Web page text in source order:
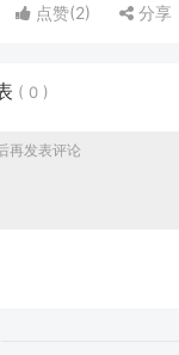
点赞(2) 分享
( 0 )